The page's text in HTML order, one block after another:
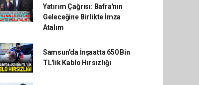
Yatırım Çağrısı: Bafra'nın
Geleceğine Birlikte İmza
Atalım
Samsun'da İnşaatta 650 Bin
TL'lik Kablo Hırsızlığı